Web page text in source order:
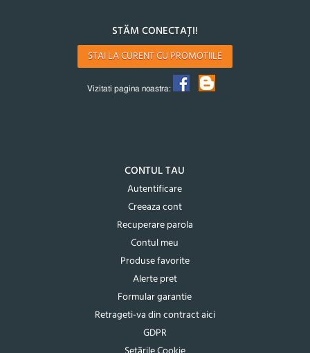
STĂM CONECTAȚI!
STAI LA CURENT CU PROMOTIILE
Vizitati pagina noastra:
CONTUL TAU
Autentificare
Creeaza cont
Recuperare parola
Contul meu
Produse favorite
Alerte pret
Formular garantie
Retrageti-va din contract aici
GDPR